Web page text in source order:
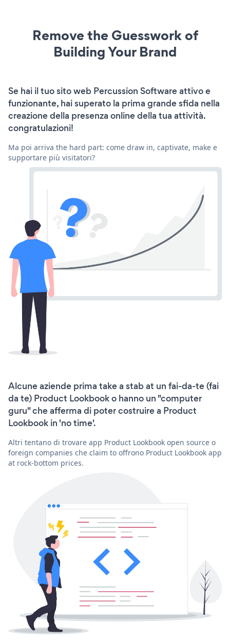
Remove the Guesswork of
Building Your Brand
Se hai il tuo sito web Percussion Software attivo e
funzionante, hai superato la prima grande sfida nella
creazione della presenza online della tua attività.
congratulazioni!
Ma poi arriva the hard part: come draw in, captivate, make e
supportare più visitatori?
Alcune aziende prima take a stab at un fai-da-te (fai
da te) Product Lookbook o hanno un "computer
guru" che afferma di poter costruire a Product
Lookbook in 'no time'.
Altri tentano di trovare app Product Lookbook open source o
foreign companies che claim to offrono Product Lookbook app
at rock-bottom prices.